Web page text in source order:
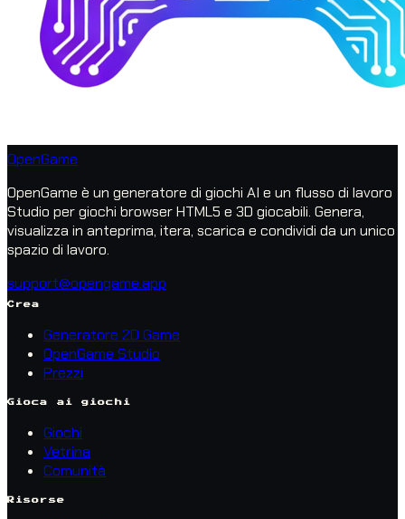
OpenGame
OpenGame è un generatore di giochi AI e un flusso di lavoro
Studio per giochi browser HTML5 e 3D giocabili. Genera,
visualizza in anteprima, itera, scarica e condividi da un unico
spazio di lavoro.
support@opengame.app
Crea
Generatore 2D Game
OpenGame Studio
Prezzi
Gioca ai giochi
Giochi
Vetrina
Comunità
Risorse